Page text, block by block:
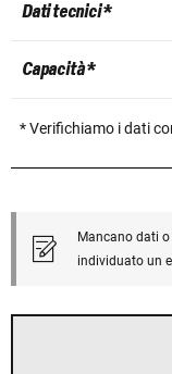
Dati tecnici *
Capacità *
* Verifichiamo i dati
Mancano dati
individuato un